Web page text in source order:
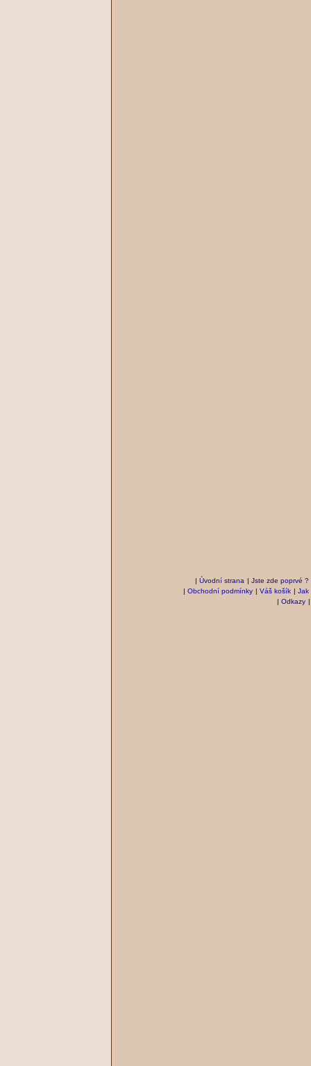
| Úvodní strana | Jste zde poprvé ?
| Obchodní podmínky | Váš košík | Jak
| Odkazy